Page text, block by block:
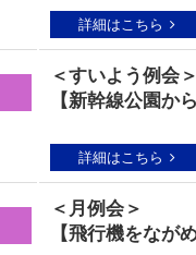
詳細はこちら
＜すいよう例会
【新幹線公園か
詳細はこちら
＜月例会＞
【飛行機をなが